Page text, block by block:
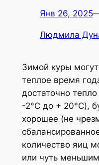
Янв 26, 2025
Людмила
Зимой куры
теплое время
достаточно
-2°C до + 20°C),
хорошее (не
количество яиц
или чуть